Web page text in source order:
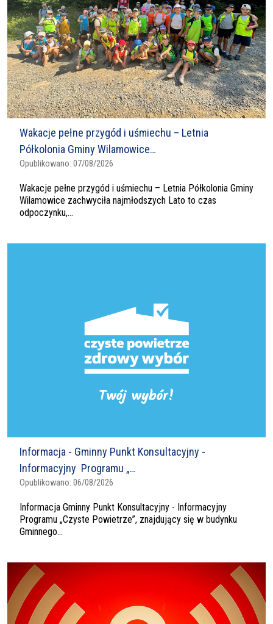
Wakacje pełne przygód i uśmiechu – Letnia
Półkolonia Gminy Wilamowice…
Opublikowano: 07/08/2026
Wakacje pełne przygód i uśmiechu – Letnia Półkolonia Gminy
Wilamowice zachwyciła najmłodszych Lato to czas
odpoczynku,...
Informacja - Gminny Punkt Konsultacyjny -
Informacyjny Programu „…
Opublikowano: 06/08/2026
Informacja Gminny Punkt Konsultacyjny - Informacyjny
Programu „Czyste Powietrze”, znajdujący się w budynku
Gminnego...